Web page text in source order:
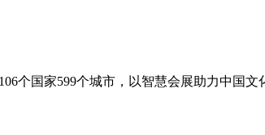
个国家599个城市，以智慧会展助力中国文